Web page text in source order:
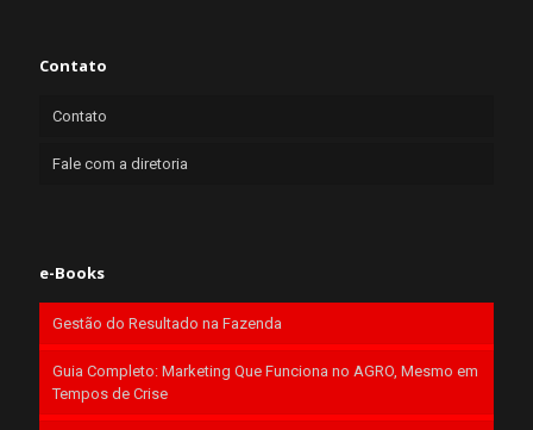
Contato
Contato
Fale com a diretoria
e-Books
Gestão do Resultado na Fazenda
Guia Completo: Marketing Que Funciona no AGRO, Mesmo em
Tempos de Crise